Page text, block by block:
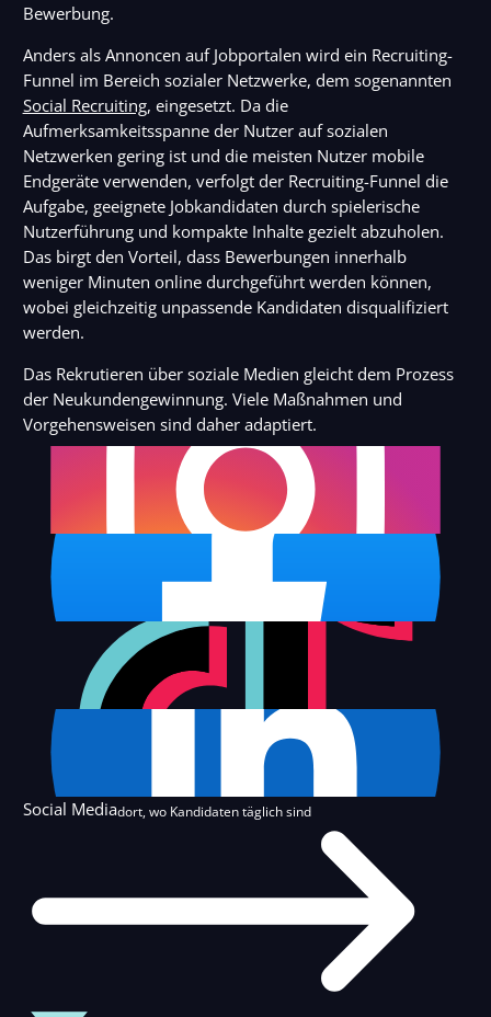
Bewerbung.
Anders als Annoncen auf Jobportalen wird ein Recruiting-
Funnel im Bereich sozialer Netzwerke, dem sogenannten
Social Recruiting, eingesetzt. Da die
Aufmerksamkeitsspanne der Nutzer auf sozialen
Netzwerken gering ist und die meisten Nutzer mobile
Endgeräte verwenden, verfolgt der Recruiting-Funnel die
Aufgabe, geeignete Jobkandidaten durch spielerische
Nutzerführung und kompakte Inhalte gezielt abzuholen.
Das birgt den Vorteil, dass Bewerbungen innerhalb
weniger Minuten online durchgeführt werden können,
wobei gleichzeitig unpassende Kandidaten disqualifiziert
werden.
Das Rekrutieren über soziale Medien gleicht dem Prozess
der Neukundengewinnung. Viele Maßnahmen und
Vorgehensweisen sind daher adaptiert.
Social Mediadort, wo Kandidaten täglich sind